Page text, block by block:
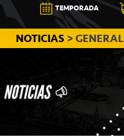
principal
lateral
principal
CANARIAS
TEMPORADA
NOTICIAS > GENERAL